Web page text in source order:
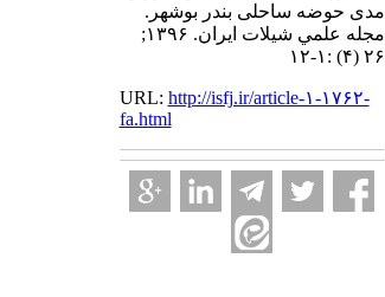
مدی حوضه ساحلی بندر بوشهر.
مجله علمي شيلات ايران. ۱۳۹۶;
۲۶ (۴) :۱-۱۲
URL: http://isfj.ir/article-۱-۱۷۶۲-
fa.html